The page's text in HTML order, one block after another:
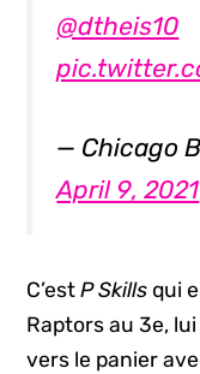
@dtheis10
— Chicago
April 9, 2021
C’estP Skills qui
Raptors au 3e,
vers le panier